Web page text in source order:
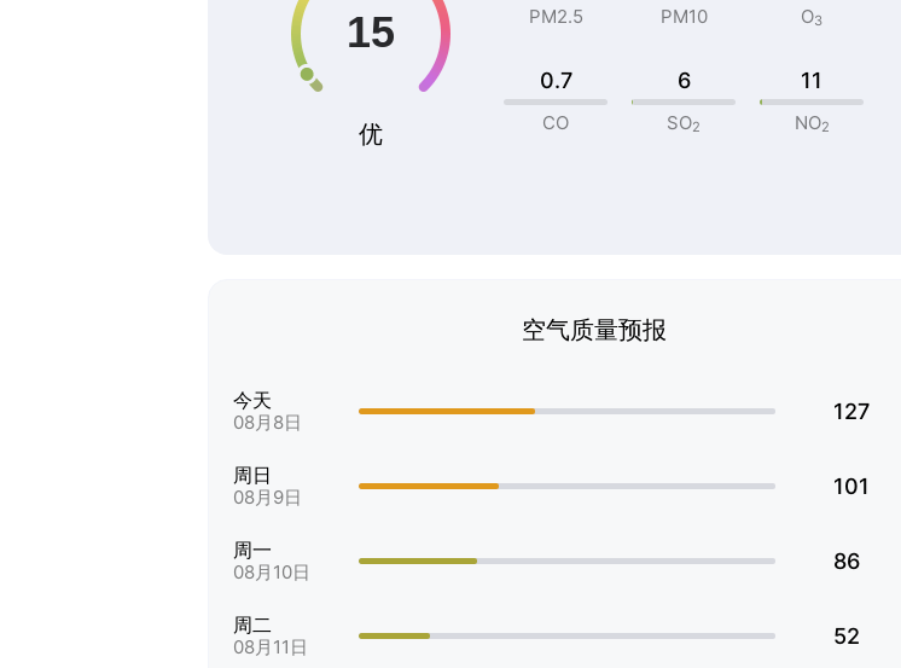
优
PM2.5 PM10 O3
0.7
CO
6
SO2
11
NO2
空气质量预报
今天
08月8日 127
周日
08月9日 101
周一
08月10日 86
周二
08月11日 52